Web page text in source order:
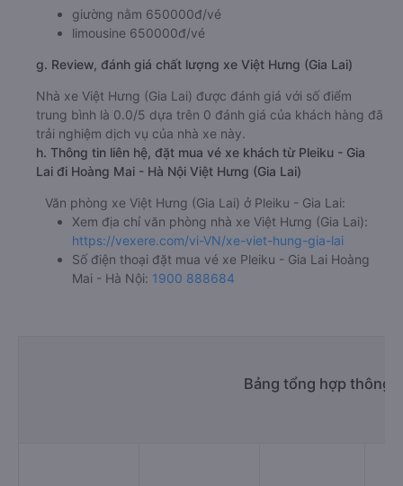
giường nằm 650000đ/vé
limousine 650000đ/vé
g. Review, đánh giá chất lượng xe Việt Hưng (Gia Lai)
Nhà xe Việt Hưng (Gia Lai) được đánh giá với số điểm
trung bình là 0.0/5 dựa trên 0 đánh giá của khách hàng đã
trải nghiệm dịch vụ của nhà xe này.
h. Thông tin liên hệ, đặt mua vé xe khách từ Pleiku - Gia
Lai đi Hoàng Mai - Hà Nội Việt Hưng (Gia Lai)
Văn phòng xe Việt Hưng (Gia Lai) ở Pleiku - Gia Lai:
Xem địa chỉ văn phòng nhà xe Việt Hưng (Gia Lai):
https://vexere.com/vi-VN/xe-viet-hung-gia-lai
Số điện thoại đặt mua vé xe Pleiku - Gia Lai Hoàng
Mai - Hà Nội: 1900 888684
Bảng tổng hợp thông